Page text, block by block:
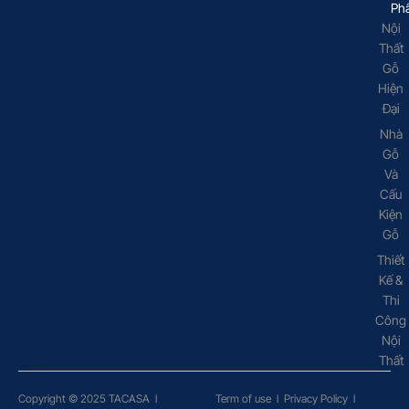
Nội
Thất
Gỗ
Hiện
Đại
Nhà
Gỗ
Và
Cấu
Kiện
Gỗ
Thiết
Kế &
Thi
Công
Nội
Thất
Copyright © 2025 TACASA l
Term of use l Privacy Policy l